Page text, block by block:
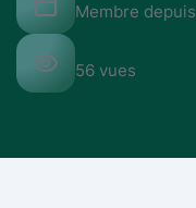
Membre depuis
56 vues